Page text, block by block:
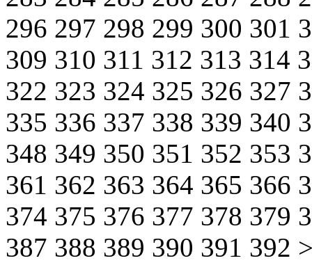
296 297 298 299 300 301
309 310 311 312 313 314
322 323 324 325 326 327
335 336 337 338 339 340
348 349 350 351 352 353
361 362 363 364 365 366
374 375 376 377 378 379
387 388 389 390 391 392